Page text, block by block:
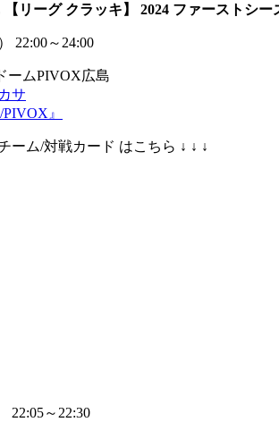
リーグ クラッキ】 2024 ファーストシー
22:00～24:00
ームPIVOX広島
サ
』
ーム/対戦カード はこちら ↓ ↓ ↓
～22:30